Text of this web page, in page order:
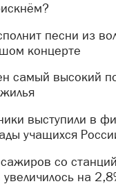
концерте
учащихся
на